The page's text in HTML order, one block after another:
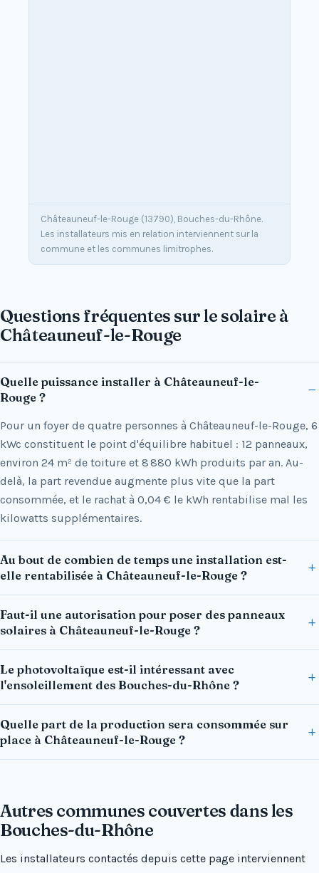
Châteauneuf-le-Rouge (13790), Bouches-du-Rhône.
Les installateurs mis en relation interviennent sur la
commune et les communes limitrophes.
Questions fréquentes sur le solaire à
Châteauneuf-le-Rouge
Quelle puissance installer à Châteauneuf-le-
Rouge ?
Pour un foyer de quatre personnes à Châteauneuf-le-Rouge, 6
kWc constituent le point d'équilibre habituel : 12 panneaux,
environ 24 m² de toiture et 8 880 kWh produits par an. Au-
delà, la part revendue augmente plus vite que la part
consommée, et le rachat à 0,04 € le kWh rentabilise mal les
kilowatts supplémentaires.
Au bout de combien de temps une installation est-
elle rentabilisée à Châteauneuf-le-Rouge ?
Faut-il une autorisation pour poser des panneaux
solaires à Châteauneuf-le-Rouge ?
Le photovoltaïque est-il intéressant avec
l'ensoleillement des Bouches-du-Rhône ?
Quelle part de la production sera consommée sur
place à Châteauneuf-le-Rouge ?
Autres communes couvertes dans les
Bouches-du-Rhône
Les installateurs contactés depuis cette page interviennent